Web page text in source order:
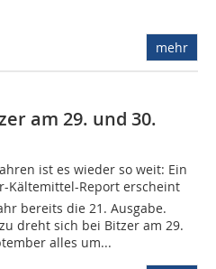
mehr
am 29. und 30.
ist es wieder so weit: Ein
Kältemittel-Report erscheint 
bereits die 21. Ausgabe.
dreht sich bei Bitzer am 29.
alles um...